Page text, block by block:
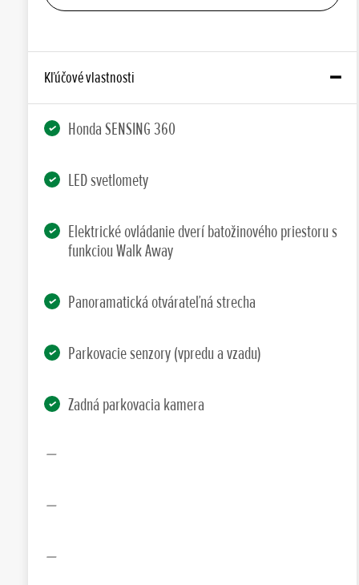
Kľúčové vlastnosti
Honda SENSING 360
LED svetlomety
Elektrické ovládanie dverí batožinového priestoru s
funkciou Walk Away
Panoramatická otvárateľná strecha
Parkovacie senzory (vpredu a vzadu)
Zadná parkovacia kamera